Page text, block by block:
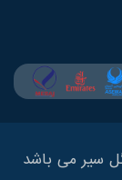
می باشد